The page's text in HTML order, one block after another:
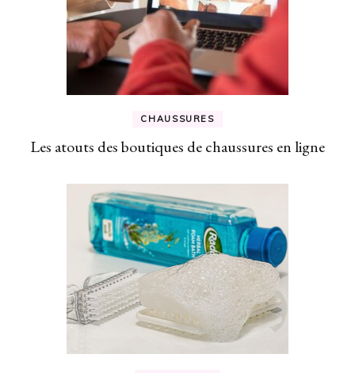
CHAUSSURES
Les atouts des boutiques de chaussures en ligne